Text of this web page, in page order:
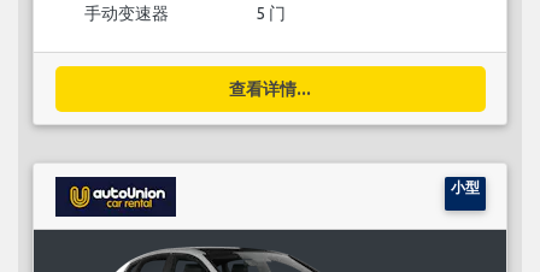
手动变速器 5 门
查看详情...
小型